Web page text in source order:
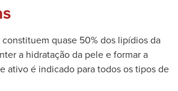
quase 50% dos lipídios da
a hidratação da pele e formar a
ativo é indicado para todos os tipos de